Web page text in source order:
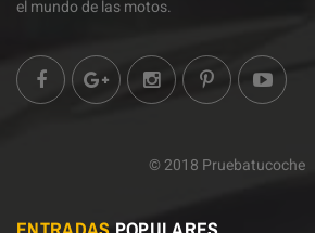
el mundo de las motos.
© 2018 Pruebatucoche